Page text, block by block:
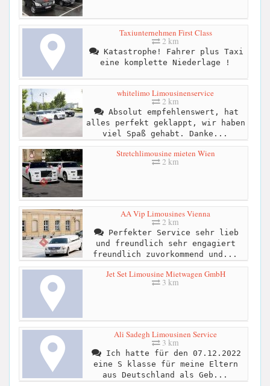
Taxiunternehmen First Class
2 km
Katastrophe! Fahrer plus Taxi
eine komplette Niederlage !
whitelimo Limousinenservice
2 km
Absolut empfehlenswert, hat
alles perfekt geklappt, wir haben
viel Spaß gehabt. Danke...
Stretchlimousine mieten Wien
2 km
AA Vip Limousines Vienna
2 km
Perfekter Service sehr lieb
und freundlich sehr engagiert
freundlich zuvorkommend und...
Jet Set Limousine Mietwagen GmbH
3 km
Ali Sadegh Limousinen Service
3 km
Ich hatte für den 07.12.2022
eine S klasse für meine Eltern
aus Deutschland als Geb...